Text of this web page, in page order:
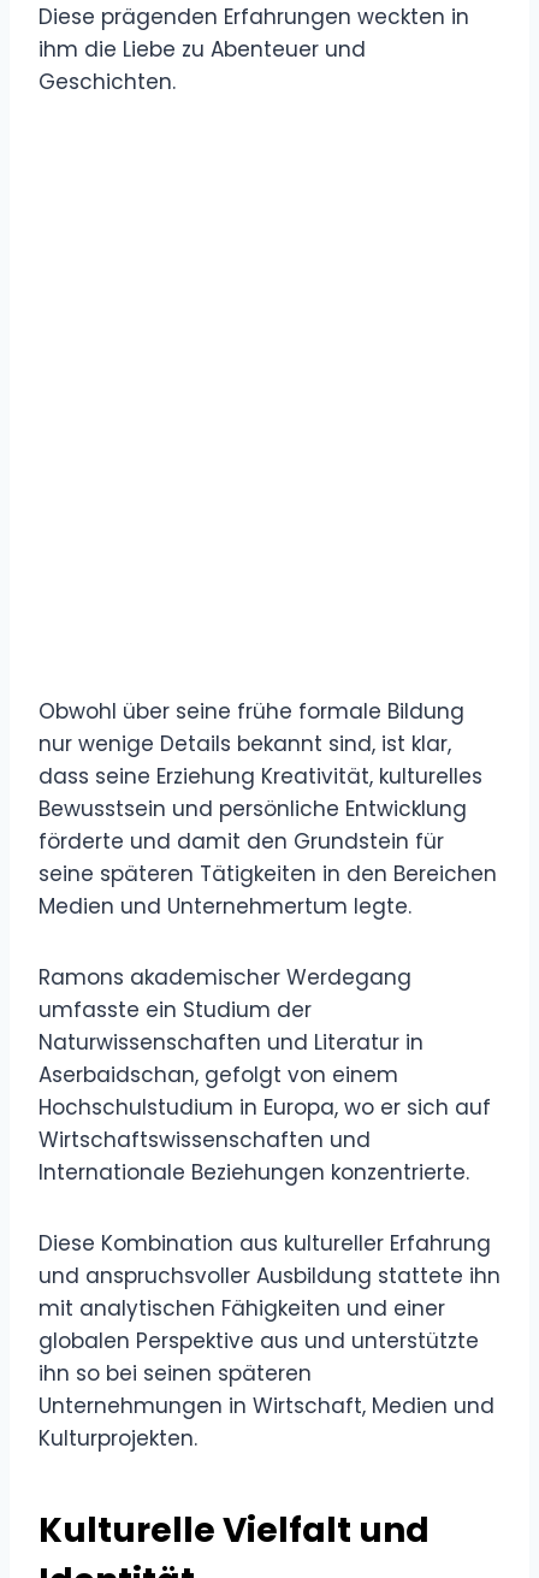
Diese prägenden Erfahrungen weckten in
ihm die Liebe zu Abenteuer und
Geschichten.
Obwohl über seine frühe formale Bildung
nur wenige Details bekannt sind, ist klar,
dass seine Erziehung Kreativität, kulturelles
Bewusstsein und persönliche Entwicklung
förderte und damit den Grundstein für
seine späteren Tätigkeiten in den Bereichen
Medien und Unternehmertum legte.
Ramons akademischer Werdegang
umfasste ein Studium der
Naturwissenschaften und Literatur in
Aserbaidschan, gefolgt von einem
Hochschulstudium in Europa, wo er sich auf
Wirtschaftswissenschaften und
Internationale Beziehungen konzentrierte.
Diese Kombination aus kultureller Erfahrung
und anspruchsvoller Ausbildung stattete ihn
mit analytischen Fähigkeiten und einer
globalen Perspektive aus und unterstützte
ihn so bei seinen späteren
Unternehmungen in Wirtschaft, Medien und
Kulturprojekten.
Kulturelle Vielfalt und